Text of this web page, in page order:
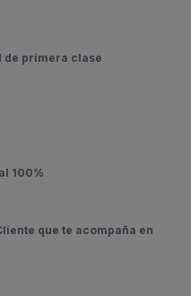
de primera clase
100%
que te acompaña en